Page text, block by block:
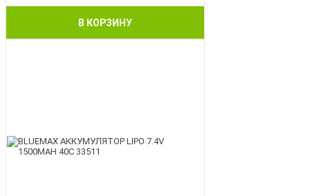
В КОРЗИНУ